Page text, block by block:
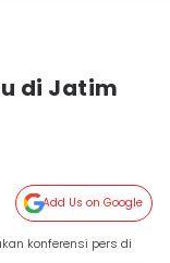
di Jatim
Add Us on Google
konferensi pers di